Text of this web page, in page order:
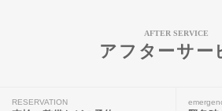
AFTER SERVICE
アフターサー
RESERVATION